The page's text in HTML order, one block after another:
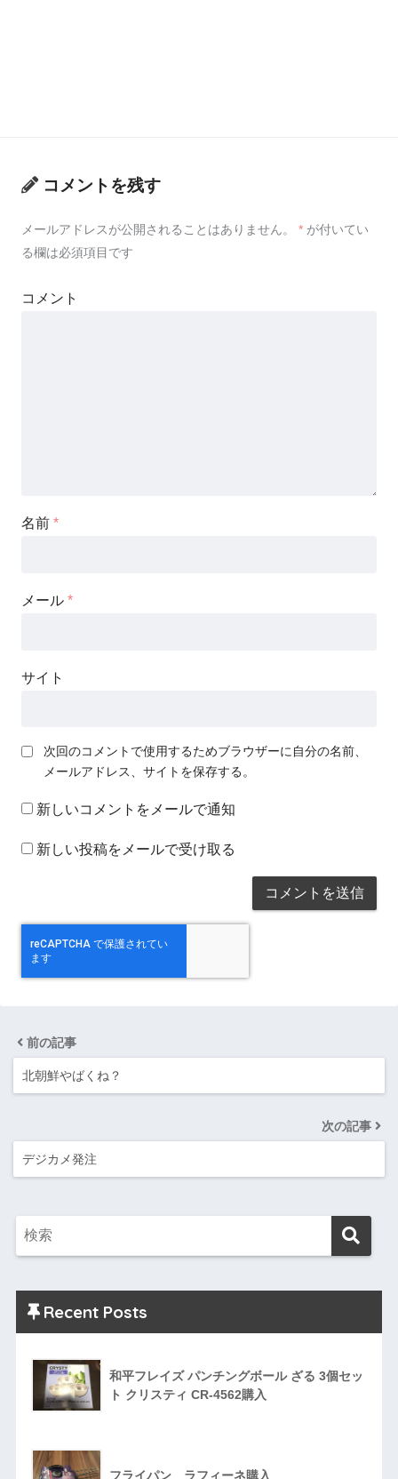
コメントを残す
メールアドレスが公開されることはありません。 * が付いてい
る欄は必須項目です
コメント
名前 *
メール *
サイト
次回のコメントで使用するためブラウザーに自分の名前、
メールアドレス、サイトを保存する。
新しいコメントをメールで通知
新しい投稿をメールで受け取る
前の記事
北朝鮮やばくね？
次の記事
デジカメ発注
Recent Posts
和平フレイズ パンチングボール ざる 3個セッ
ト クリスティ CR-4562購入
フライパン ラフィーネ購入